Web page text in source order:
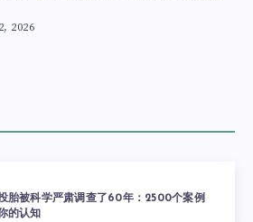
2026
胎被科学严肃调查了60年：2500个案例
的认知